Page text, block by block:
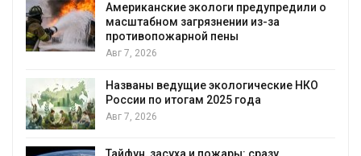
Американские экологи предупредили о
масштабном загрязнении из-за
противопожарной пены
Авг 7, 2026
Названы ведущие экологические НКО
России по итогам 2025 года
Авг 7, 2026